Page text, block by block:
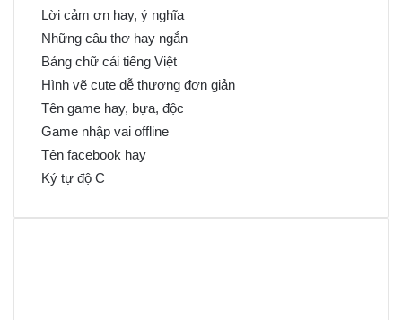
Lời cảm ơn hay, ý nghĩa
Những câu thơ hay ngắn
Bảng chữ cái tiếng Việt
Hình vẽ cute dễ thương đơn giản
Tên game hay, bựa, độc
Game nhập vai offline
Tên facebook hay
Ký tự độ C